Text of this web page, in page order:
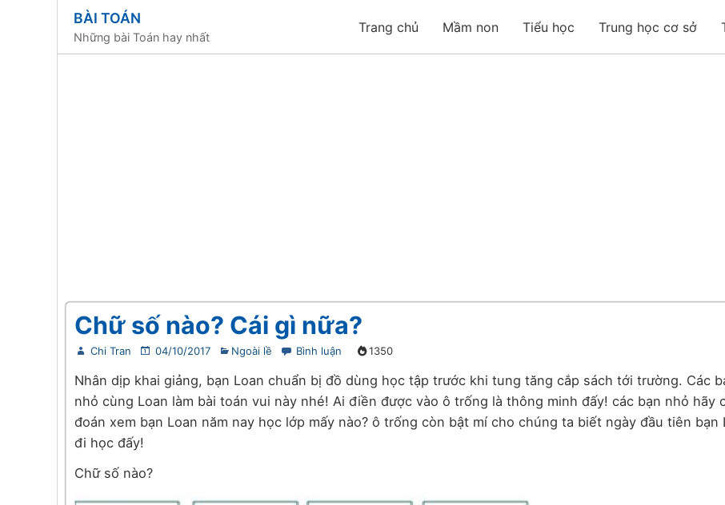
BÀI TOÁN
Những bài Toán hay nhất
Trang chủ Mầm non Tiểu học Trung học cơ sở
Chữ số nào? Cái gì nữa?
Chi Tran 04/10/2017 Ngoài lề Bình luận 1350
Nhân dịp khai giảng, bạn Loan chuẩn bị đồ dùng học tập trước khi tung tăng cắp sách tới trường. Các
nhỏ cùng Loan làm bài toán vui này nhé! Ai điền được vào ô trống là thông minh đấy! các bạn nhỏ hãy
đoán xem bạn Loan năm nay học lớp mấy nào? ô trống còn bật mí cho chúng ta biết ngày đầu tiên bạn
đi học đấy!
Chữ số nào?